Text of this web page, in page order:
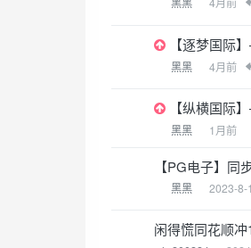
【逐梦国际
黑黑 4月前
【纵横国际
黑黑 1月前
【PG电子】同
黑黑 2023-8-
闲得慌同花顺